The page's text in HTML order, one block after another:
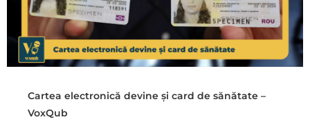
Cartea electronică devine și card de sănătate –
VoxQub